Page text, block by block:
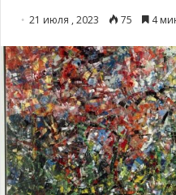
21 июля , 2023 75 4